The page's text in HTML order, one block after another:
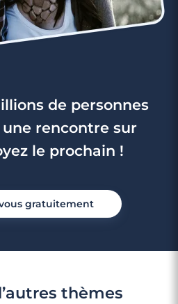
de personnes
rencontre sur
le prochain !
gratuitement
thèmes